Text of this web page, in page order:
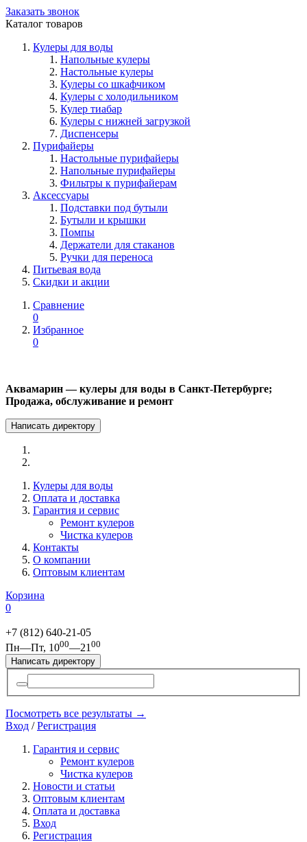
Заказать звонок
Каталог товаров
Кулеры для воды
Напольные кулеры
Настольные кулеры
Кулеры со шкафчиком
Кулеры с холодильником
Кулер тиабар
Кулеры с нижней загрузкой
Диспенсеры
Пурифайеры
Настольные пурифайеры
Напольные пурифайеры
Фильтры к пурифайерам
Аксессуары
Подставки под бутыли
Бутыли и крышки
Помпы
Держатели для стаканов
Ручки для переноса
Питьевая вода
Скидки и акции
Сравнение
0
Избранное
0
Аквамарин — кулеры для воды в Санкт-Петербурге;
Продажа, обслуживание и ремонт
Написать директору
Кулеры для воды
Оплата и доставка
Гарантия и сервис
Ремонт кулеров
Чистка кулеров
Контакты
О компании
Оптовым клиентам
Корзина
0
+7 (812) 640-21-05
Пн—Пт, 1000—21 00
Написать директору
Посмотреть все результаты →
Вход /Регистрация
Гарантия и сервис
Ремонт кулеров
Чистка кулеров
Новости и статьи
Оптовым клиентам
Оплата и доставка
Вход
Регистрация